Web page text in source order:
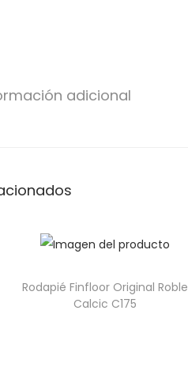
adicional
Rodapié Finfloor Original Roble
Calcic C175